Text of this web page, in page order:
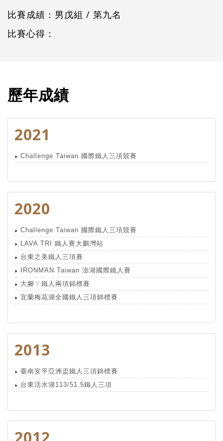
比賽成績：男戊組 / 第九名
比賽心得：
歷年成績
2021
Challenge Taiwan 國際鐵人三項競賽
2020
Challenge Taiwan 國際鐵人三項競賽
LAVA TRI 鐵人賽大鵬灣站
台東之美鐵人三項賽
IRONMAN Taiwan 澎湖國際鐵人賽
大腳ㄚ鐵人兩項錦標賽
宜蘭梅花湖全國鐵人三項錦標賽
2013
臺南安平亞洲盃鐵人三項錦標賽
台東活水湖113/51.5鐵人三項